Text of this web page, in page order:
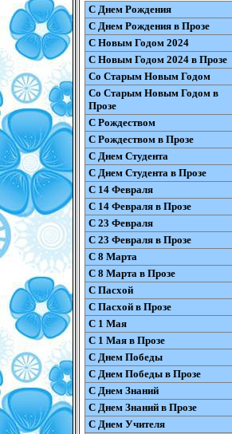
С Днем Рождения
С Днем Рождения в Прозе
С Новым Годом 2024
С Новым Годом 2024 в Прозе
Со Старым Новым Годом
Со Старым Новым Годом в
Прозе
С Рождеством
С Рождеством в Прозе
С Днем Студента
С Днем Студента в Прозе
С 14 Февраля
С 14 Февраля в Прозе
С 23 Февраля
С 23 Февраля в Прозе
С 8 Марта
С 8 Марта в Прозе
С Пасхой
С Пасхой в Прозе
С 1 Мая
С 1 Мая в Прозе
С Днем Победы
С Днем Победы в Прозе
С Днем Знаний
С Днем Знаний в Прозе
С Днем Учителя